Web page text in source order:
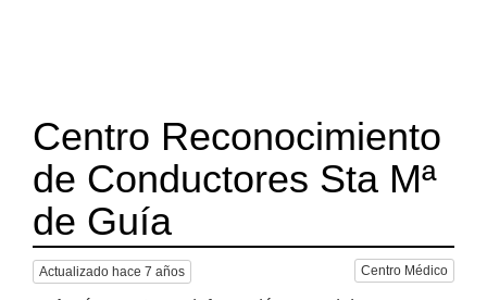
Centro Reconocimiento
de Conductores Sta Mª
de Guía
Actualizado hace 7 años Centro Médico